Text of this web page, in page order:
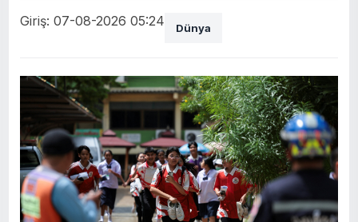
Giriş: 07-08-2026 05:24 Dünya